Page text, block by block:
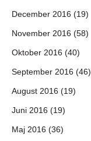
December 2016 (19)
November 2016 (58)
Oktober 2016 (40)
September 2016 (46)
August 2016 (19)
Juni 2016 (19)
Maj 2016 (36)